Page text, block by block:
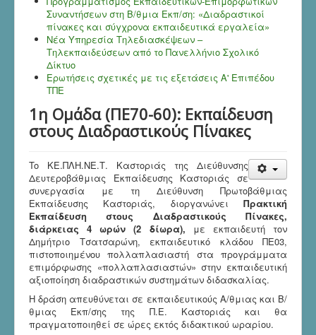
Συναντήσεων στη Β/θμια Εκπ/ση: «Διαδραστικοί
πίνακες και σύγχρονα εκπαιδευτικά εργαλεία»
Νέα Υπηρεσία Τηλεδιασκέψεων –
Τηλεκπαιδεύσεων από το Πανελλήνιο Σχολικό
Δίκτυο
Ερωτήσεις σχετικές με τις εξετάσεις Α' Επιπέδου
ΤΠΕ
1η Ομάδα (ΠΕ70-60): Εκπαίδευση
στους Διαδραστικούς Πίνακες
To ΚΕ.ΠΛΗ.ΝΕ.Τ. Καστοριάς της Διεύθυνσης
Δευτεροβάθμιας Εκπαίδευσης Καστοριάς σε
συνεργασία με τη Διεύθυνση Πρωτοβάθμιας
Εκπαίδευσης Καστοριάς, διοργανώνει Πρακτική
Εκπαίδευση στους Διαδραστικούς Πίνακες,
διάρκειας 4 ωρών (2 δίωρα), με εκπαιδευτή τον
Δημήτριο Τσατσαρώνη, εκπαιδευτικό κλάδου ΠΕ03,
πιστοποιημένου πολλαπλασιαστή στα προγράμματα
επιμόρφωσης «πολλαπλασιαστών» στην εκπαιδευτική
αξιοποίηση διαδραστικών συστημάτων διδασκαλίας.
Η δράση απευθύνεται σε εκπαιδευτικούς Α/θμιας και Β/
θμιας Εκπ/σης της Π.Ε. Καστοριάς και θα
πραγματοποιηθεί σε ώρες εκτός διδακτικού ωραρίου.